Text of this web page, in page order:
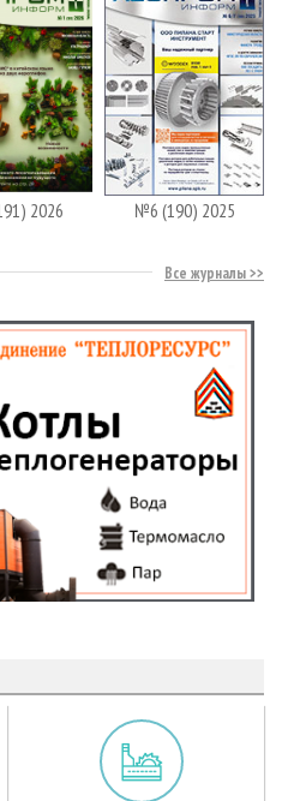
2026 №6 (190) 2025
Все журналы